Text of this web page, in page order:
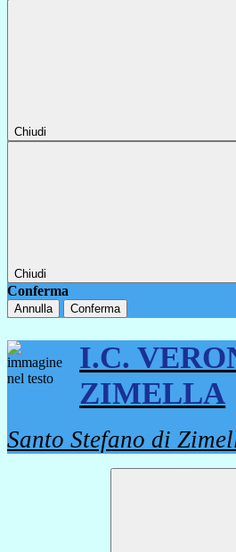
Chiudi
Chiudi
Conferma
Annulla Conferma
I.C.
ZIMELLA
Santo Stefano di